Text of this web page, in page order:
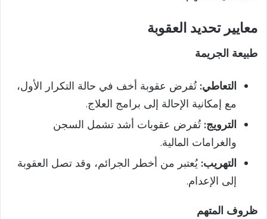
معايير تحديد العقوبة
طبيعة الجريمة
التعاطي: تُفرض عقوبة أخف في حالة التكرار الأول،
مع إمكانية الإحالة إلى برامج العلاج.
الترويج: تُفرض عقوبات أشد تشمل السجن
والغرامات المالية.
التهريب: يُعتبر من أخطر الجرائم، وقد تصل العقوبة
إلى الإعدام.
ظروف المتهم